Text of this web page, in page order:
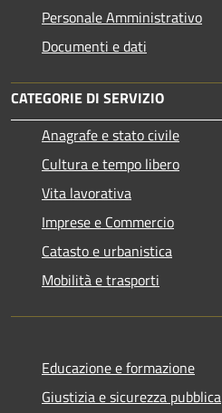
Personale Amministrativo
Documenti e dati
CATEGORIE DI SERVIZIO
Anagrafe e stato civile
Cultura e tempo libero
Vita lavorativa
Imprese e Commercio
Catasto e urbanistica
Mobilità e trasporti
Educazione e formazione
Giustizia e sicurezza pubblica